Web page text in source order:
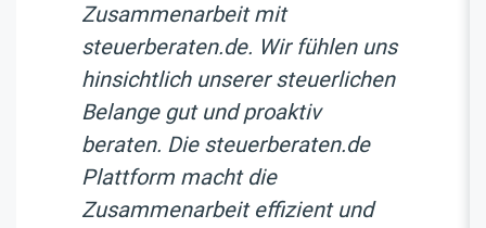
Zusammenarbeit mit
steuerberaten.de. Wir fühlen uns
hinsichtlich unserer steuerlichen
Belange gut und proaktiv
beraten. Die steuerberaten.de
Plattform macht die
Zusammenarbeit effizient und